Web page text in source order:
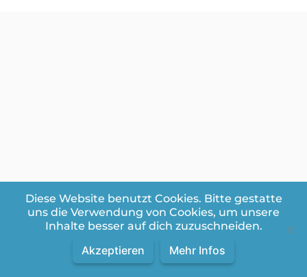
Diese Website benutzt Cookies. Bitte gestatte
uns die Verwendung von Cookies, um unsere
Inhalte besser auf dich zuzuschneiden.
Akzeptieren Mehr Infos